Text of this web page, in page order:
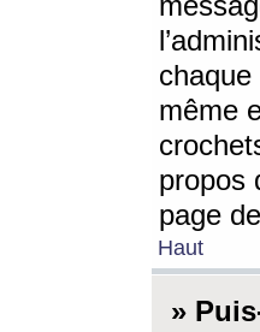
même
propos
page
Haut
»